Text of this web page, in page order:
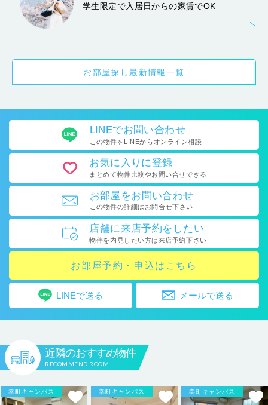
学生限定で入居日からの家賃でOK
お部屋探し最新情報一覧
LINEでお問い合わせ
この物件をLINEから オンライン相談
お気に入り に登録
まとめて物件比較やお問い合せできる
お部屋をお問い合わせ
この物件の詳細はお問合せ下さい
店舗に来店予約をしたい
物件を内見したい方は来店予約下さい
お部屋予約・申込はこちら
LINEで送る メールで送る
近隣のおすすめ物件
RECOMMEND ROOM
幸町キャンパス 幸町キャンパス 幸町キャンパス